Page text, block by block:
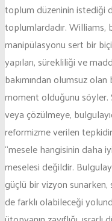
toplum düzeninin istediği
toplumlardadır. Williams,
manipülasyonu sert bir
yapıları, sürekliliği ve
bakımından olumsuz
moment olduğunu
veya çözülmeye,
reformizme verilen
“mesele hangisinin daha
meselesi değildir.
güçlü bir vizyon
de farklı olabileceği